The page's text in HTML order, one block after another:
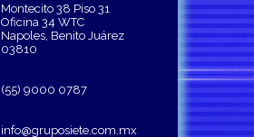
Montecito 38 Piso 31
Oficina 34 WTC
Napoles, Benito Juárez
03810
(55) 9000 0787
info@gruposiete.com.mx